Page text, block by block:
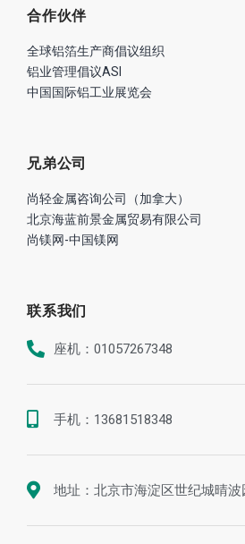
合作伙伴
全球铝箔生产商倡议组织
铝业管理倡议ASI
中国国际铝工业展览会
兄弟公司
尚轻金属咨询公司（加拿大）
北京海蓝前景金属贸易有限公司
尚镁网-中国镁网
联系我们
座机：01057267348
手机：13681518348
地址：北京市海淀区世纪城晴